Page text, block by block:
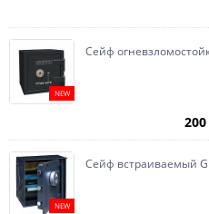
NEW
Сейф
NEW
Сейф встраиваемый